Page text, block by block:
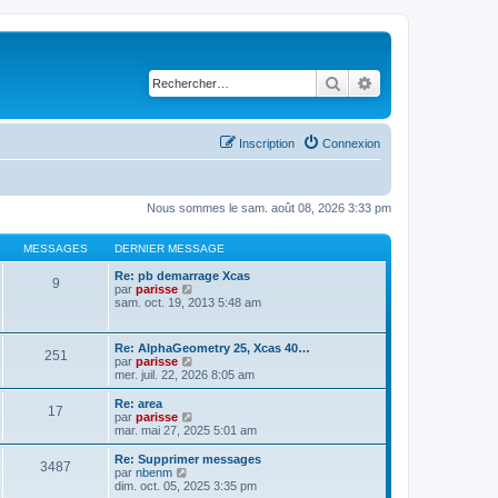
Rechercher
Connexion
Inscription
Nous sommes le sam. août 08, 2026 3:33 pm
MESSAGES DERNIER MESSAGE
9
Re: pb demarrage Xcas
par parisse
o
l
t
e
r
d
e
r
i
sam. oct. 19, 2013 5:48 am
251
Re: AlphaGeometry 25, Xcas 40…
par parisse
o
n
l
r
l
e
mer. juil. 22, 2026 8:05 am
17
Re: area
par parisse
o
n
s
l
mar. mai 27, 2025 5:01 am
3487
Re: Supprimer messages
par nbenm
o
dim. oct. 05, 2025 3:35 pm